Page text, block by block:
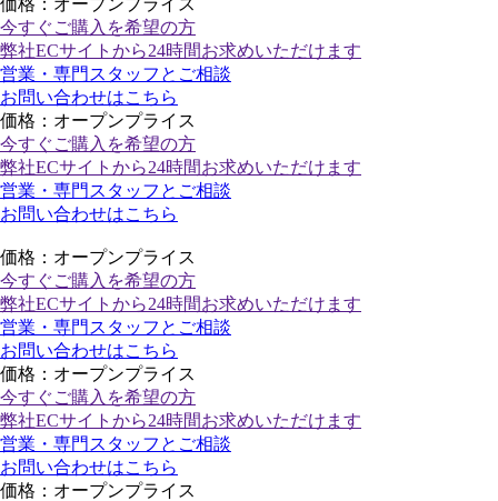
価格：オープンプライス
今すぐご購入 を希望の方
弊社ECサイトから24時間お求めいただけます
営業・専門スタッフとご相談
お問い合わせはこちら
価格：オープンプライス
今すぐご購入 を希望の方
弊社ECサイトから24時間お求めいただけます
営業・専門スタッフとご相談
お問い合わせはこちら
価格：オープンプライス
今すぐご購入 を希望の方
弊社ECサイトから24時間お求めいただけます
営業・専門スタッフとご相談
お問い合わせはこちら
価格：オープンプライス
今すぐご購入 を希望の方
弊社ECサイトから24時間お求めいただけます
営業・専門スタッフとご相談
お問い合わせはこちら
価格：オープンプライス